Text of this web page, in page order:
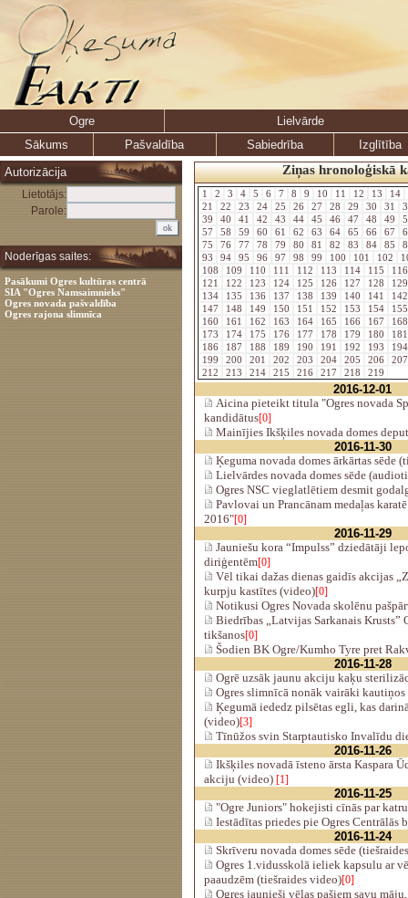
Ogre
Lielvārde
Sākums
Pašvaldība Sabiedrība
Izglītība
Autorizācija
Lietotājs:
Parole:
Noderīgas saites:
Pasākumi Ogres kultūras centrā
SIA "Ogres Namsaimnieks"
Ogres novada pašvaldība
Ogres rajona slimnīca
Ziņas hronoloģiskā
1 2 3 4 5 6 7 8 9 10 11 12 13 14
21
22 23 24 25 26 27 28 29 30 31
39
40 41 42 43 44 45 46 47 48 49
57
58 59 60 61 62 63 64 65 66 67
75
76 77 78 79 80 81 82 83 84 85
93
94 95 96 97 98 99 100 101 102
108
109 110 111 112 113 114 115
121
122 123 124 125 126 127 128
134
135 136 137 138 139 140 141
147
148 149 150 151 152 153 154
160
161 162 163 164 165 166 167
173
174 175 176 177 178 179 180
186
187 188 189 190 191 192 193
199
200 201 202 203 204 205 206
212
213 214 215 216 217 218 219
2016-12-01
Aicina pieteikt titula "Ogres novada
kandidātus[0]
Mainījies Ikšķiles novada domes
2016-11-30
Ķeguma novada domes ārkārtas sēde
Lielvārdes novada domes sēde
Ogres NSC vieglatlētiem desmit
Pavlovai un Prancānam medaļas
2016"[0]
2016-11-29
Jauniešu kora “Impulss” dziedātāji
diriģentēm[0]
Vēl tikai dažas dienas gaidīs akcijas
kurpju kastītes (video)[0]
Notikusi Ogres Novada skolēnu
Biedrības „Latvijas Sarkanais Krusts”
tikšanos[0]
Šodien BK Ogre/Kumho Tyre pret
2016-11-28
Ogrē uzsāk jaunu akciju kaķu
Ogres slimnīcā nonāk vairāki
Ķegumā iededz pilsētas egli, kas
(video)[3]
Tīnūžos svin Starptautisko Invalīdu
2016-11-26
Ikšķiles novadā īsteno ārsta Kaspara
akciju (video) [1]
2016-11-25
"Ogre Juniors" hokejisti cīnās par
Iestādītas priedes pie Ogres Centrālās
2016-11-24
Skrīveru novada domes sēde
Ogres 1.vidusskolā ieliek kapsulu ar
paaudzēm (tiešraides video)[0]
Ogres jaunieši vēlas pašiem savu